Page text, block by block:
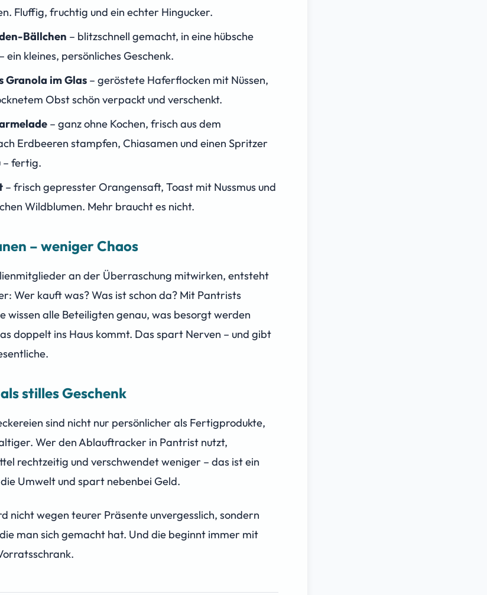
Fluffig, fruchtig und ein echter Hingucker.
Bällchen – blitzschnell gemacht, in eine hübsche
ein kleines, persönliches Geschenk.
Granola im Glas – geröstete Haferflocken mit Nüssen,
Obst schön verpackt und verschenkt.
– ganz ohne Kochen, frisch aus dem
Erdbeeren stampfen, Chiasamen und einen Spritzer
– fertig.
– frisch gepresster Orangensaft, Toast mit Nussmus und
Wildblumen. Mehr braucht es nicht.
– weniger Chaos
an der Überraschung mitwirken, entsteht
Wer kauft was? Was ist schon da? Mit Pantrists
wissen alle Beteiligten genau, was besorgt werden
doppelt ins Haus kommt. Das spart Nerven – und gibt
stilles Geschenk
sind nicht nur persönlicher als Fertigprodukte,
Wer den Ablauftracker in Pantrist nutzt,
rechtzeitig und verschwendet weniger – das ist ein
Umwelt und spart nebenbei Geld.
nicht wegen teurer Präsente unvergesslich, sondern
man sich gemacht hat. Und die beginnt immer mit